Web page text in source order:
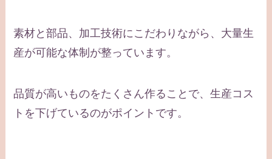
素材と部品、加工技術にこだわりながら、大量生
産が可能な体制が整っています。
品質が高いものをたくさん作ることで、生産コス
トを下げているのがポイントです。